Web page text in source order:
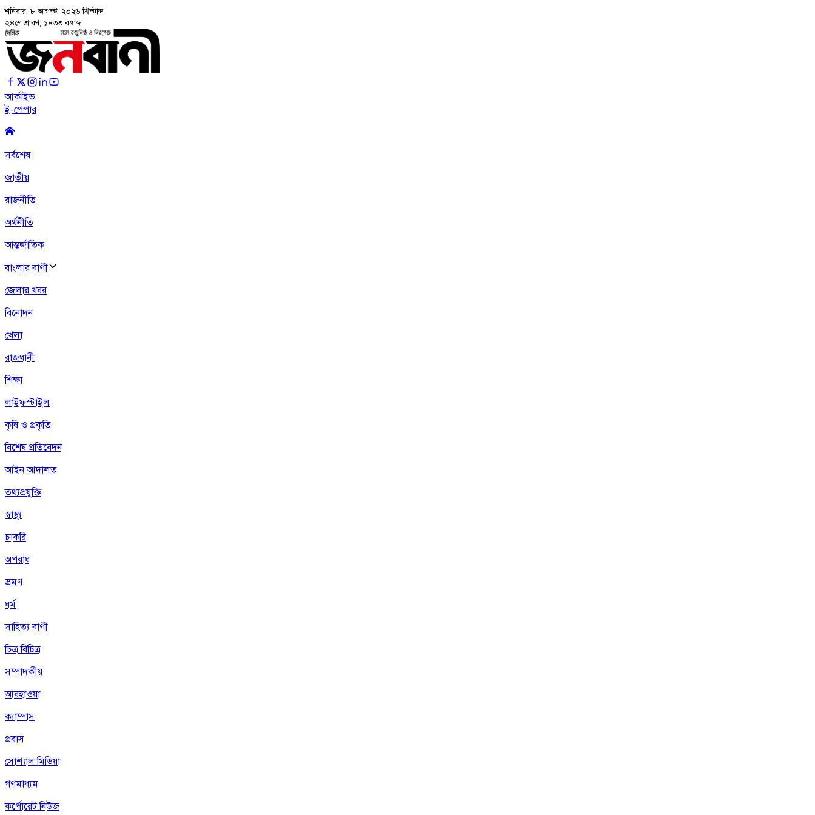
শনিবার, ৮ আগস্ট, ২০২৬ খ্রিস্টাব্দ
২৪শে শ্রাবণ, ১৪৩৩ বঙ্গাব্দ
আর্কাইভ
ই-পেপার
সর্বশেষ
জাতীয়
রাজনীতি
অর্থনীতি
আন্তর্জাতিক
বাংলার বাণী
জেলার খবর
বিনোদন
খেলা
রাজধানী
শিক্ষা
লাইফস্টাইল
কৃষি ও প্রকৃতি
বিশেষ প্রতিবেদন
আইন আদালত
তথ্যপ্রযুক্তি
স্বাস্থ্য
চাকরি
অপরাধ
ভ্রমণ
ধর্ম
সাহিত্য বাণী
চিত্র বিচিত্র
সম্পাদকীয়
আবহাওয়া
ক্যাম্পাস
প্রবাস
সোশ্যাল মিডিয়া
গণমাধ্যম
কর্পোরেট নিউজ